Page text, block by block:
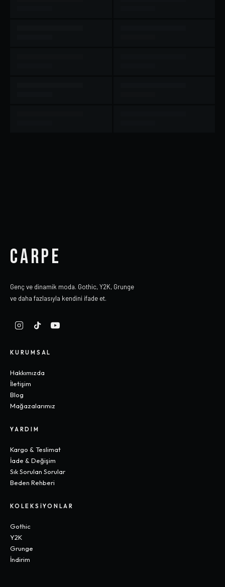
CARPE
Genç ve dinamik moda. Gothic, Y2K, Grunge
ve daha fazlasıyla kendini ifade et.
KURUMSAL
Hakkımızda
İletişim
Blog
Mağazalarımız
YARDIM
Kargo & Teslimat
İade & Değişim
Sık Sorulan Sorular
Beden Rehberi
KOLEKSIYONLAR
Gothic
Y2K
Grunge
İndirim